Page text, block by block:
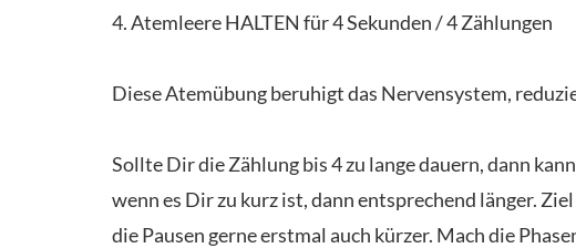
4. Atemleere HALTEN für 4 Sekunden / 4 Zählungen
Diese Atemübung beruhigt das Nervensystem,
Sollte Dir die Zählung bis 4 zu lange dauern, dann
wenn es Dir zu kurz ist, dann entsprechend länger.
die Pausen gerne erstmal auch kürzer. Mach die